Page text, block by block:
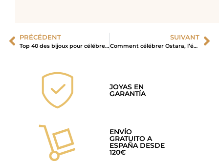
PRÉCÉDENT
Top 40 des bijoux pour célébrer l’amour
SUIVANT
Comment célébrer Ostara, l’équinoxe de printemps ?
JOYAS EN
GARANTÍA
ENVÍO
GRATUITO A
ESPAÑA DESDE
120€